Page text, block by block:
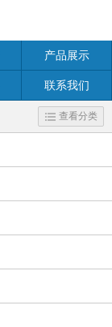
产品展示
联系我们
查看分类